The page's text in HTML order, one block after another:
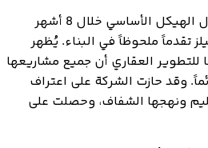
استطاعت سمانا جرينز إكمال الهيكل الأساسي خلال 8 أشهر
تقدماً ملحوظاً في البناء. يُظهر
العقاري أن جميع مشاريعها
وقد حازت الشركة على اعتراف
ونهجها الشفاف، وحصلت على